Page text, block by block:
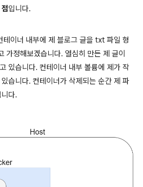
입니다.
테이너 내부에 제 블로그 글을 txt 파일 형
가정해보겠습니다. 열심히 만든 제 글이
있습니다. 컨테이너 내부 볼륨에 제가 작
습니다. 컨테이너가 삭제되는 순간 제 파
다.